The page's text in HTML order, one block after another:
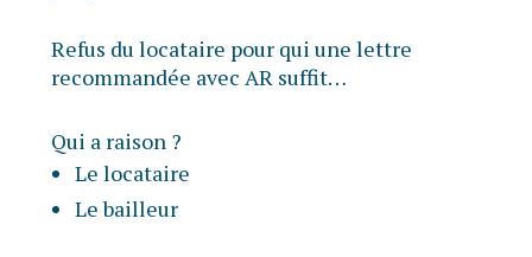
Refus du locataire pour qui une lettre
recommandée avec AR suffit…
Qui a raison ?
Le locataire
Le bailleur